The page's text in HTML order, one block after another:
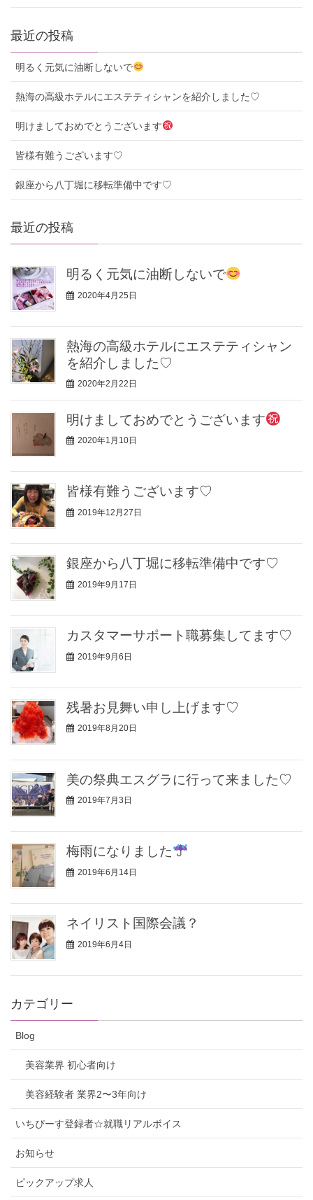
最近の投稿
明るく元気に油断しないで
熱海の高級ホテルにエステティシャンを紹介しました♡
明けましておめでとうございます
皆様有難うございます♡
銀座から八丁堀に移転準備中です♡
最近の投稿
明るく元気に油断しないで
2020年4月25日
熱海の高級ホテルにエステティシャン
を紹介しました♡
2020年2月22日
明けましておめでとうございます
2020年1月10日
皆様有難うございます♡
2019年12月27日
銀座から八丁堀に移転準備中です♡
2019年9月17日
カスタマーサポート職募集してます♡
2019年9月6日
残暑お見舞い申し上げます♡
2019年8月20日
美の祭典エスグラに行って来ました♡
2019年7月3日
梅雨になりました
2019年6月14日
ネイリスト国際会議？
2019年6月4日
カテゴリー
Blog
美容業界 初心者向け
美容経験者 業界2〜3年向け
いちぴーす登録者☆就職リアルボイス
お知らせ
ピックアップ求人